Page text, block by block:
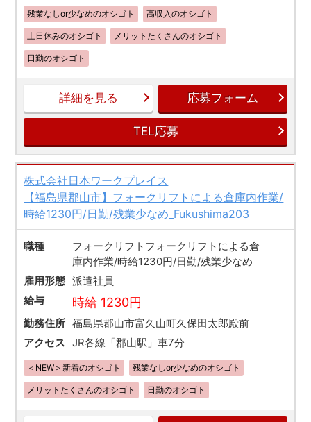
残業なしor少なめのオシゴト 高収入のオシゴト
土日休みのオシゴト メリットたくさんのオシゴト
日勤のオシゴト
詳細を見る 応募フォーム
TEL応募
株式会社日本ワークプレイス
【福島県郡山市】フォークリフトによる倉庫内作業/
時給1230円/日勤/残業少なめ_Fukushima203
職種
フォークリフトフォークリフトによる倉
庫内作業/時給1230円/日勤/残業少なめ
雇用形態 派遣社員
給与
時給 1230円
勤務住所 福島県郡山市富久山町久保田太郎殿前
アクセス
JR各線「郡山駅」車7分
＜NEW＞新着のオシゴト 残業なしor少なめのオシゴト
メリットたくさんのオシゴト 日勤のオシゴト